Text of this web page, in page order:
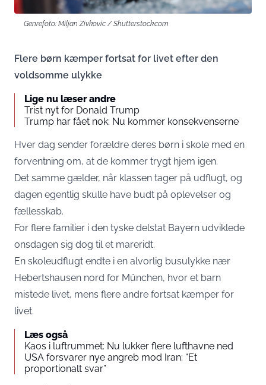
Genrefoto: Miljan Zivkovic / Shutterstock.com
Flere børn kæmper fortsat for livet efter den
voldsomme ulykke
Lige nu læser andre
Trist nyt for Donald Trump
Trump har fået nok: Nu kommer konsekvenserne
Hver dag sender forældre deres børn i skole med en
forventning om, at de kommer trygt hjem igen.
Det samme gælder, når klassen tager på udflugt, og
dagen egentlig skulle have budt på oplevelser og
fællesskab.
For flere familier i den tyske delstat Bayern udviklede
onsdagen sig dog til et mareridt.
En skoleudflugt endte i en alvorlig busulykke nær
Hebertshausen nord for München, hvor et barn
mistede livet, mens flere andre fortsat kæmper for
livet.
Læs også
Kaos i luftrummet: Nu lukker flere lufthavne ned
USA forsvarer nye angreb mod Iran: “Et
proportionalt svar”